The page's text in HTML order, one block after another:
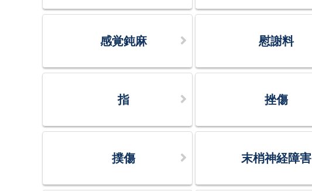
感覚鈍麻 慰謝料
指 挫傷
撲傷 末梢神経障害